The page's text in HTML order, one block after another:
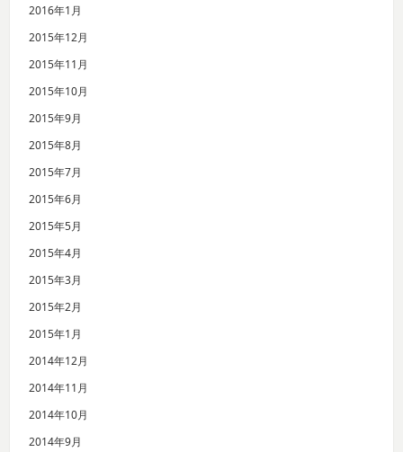
2016年1月
2015年12月
2015年11月
2015年10月
2015年9月
2015年8月
2015年7月
2015年6月
2015年5月
2015年4月
2015年3月
2015年2月
2015年1月
2014年12月
2014年11月
2014年10月
2014年9月